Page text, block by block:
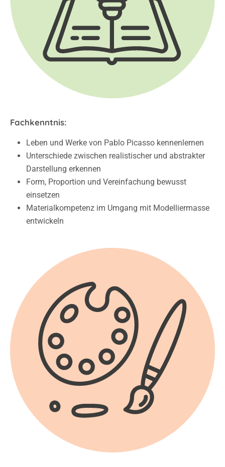
Fachkenntnis:
Leben und Werke von Pablo Picasso kennenlernen
Unterschiede zwischen realistischer und abstrakter
Darstellung erkennen
Form, Proportion und Vereinfachung bewusst
einsetzen
Materialkompetenz im Umgang mit Modelliermasse
entwickeln